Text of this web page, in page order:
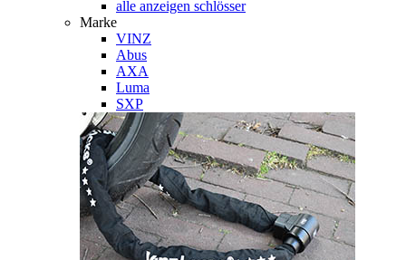
alle anzeigen schlösser
Marke
VINZ
Abus
AXA
Luma
SXP